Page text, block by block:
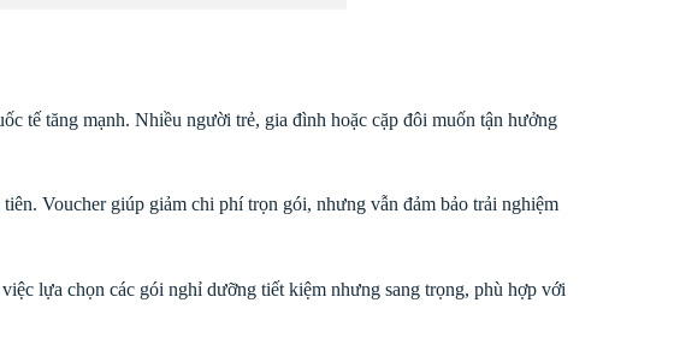
tế tăng mạnh. Nhiều người trẻ, gia đình hoặc cặp đôi muốn tận hưởng
Voucher giúp giảm chi phí trọn gói, nhưng vẫn đảm bảo trải nghiệm
lựa chọn các gói nghỉ dưỡng tiết kiệm nhưng sang trọng, phù hợp với